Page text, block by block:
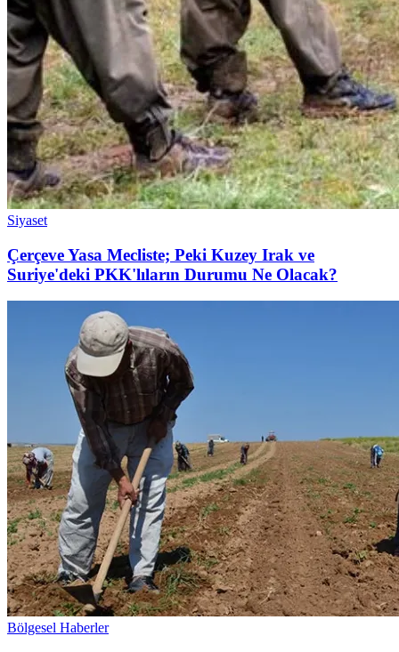
Siyaset
Çerçeve Yasa Mecliste; Peki Kuzey Irak ve
Suriye'deki PKK'lıların Durumu Ne Olacak?
Bölgesel Haberler